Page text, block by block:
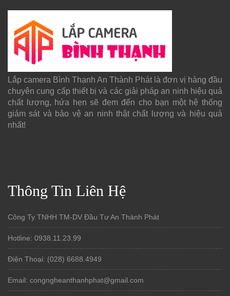
Lắp camera Bình Thạnh An Thành Phát là đơn vị hàng đầu
chuyên cung cấp thiết bị và các giải pháp an ninh hiệu quả
chất lượng, hứa hẹn sẽ đem đến cho bạn một hệ thống
giám sát và bảo vệ an ninh thật chất lượng và hiệu quả
nhất!
Thông Tin Liên Hệ
Công Ty TNHH TM-DV Đầu Tư An Thành Phát
Hotline: 0938.11.23.99
Điện Thoại: (028) 6688.4949
Email: congngheanthanhphat@gmail.com